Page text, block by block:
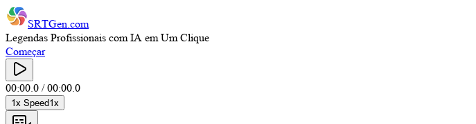
SRTGen.com
Legendas Profissionais com IA em Um Clique
Começar
00:00.0 /00:00.0
1x Speed1x